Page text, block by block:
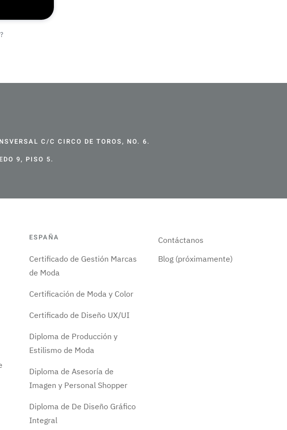
C/C CIRCO DE TOROS, NO. 6.
9, PISO 5.
ESPAÑA
Certificado de Gestión Marcas
de Moda
Certificación de Moda y Color
Certificado de Diseño UX/UI
Diploma de Producción y
Estilismo de Moda
Diploma de Asesoría de
Imagen y Personal Shopper
Diploma de De Diseño Gráfico
Integral
Contáctanos
Blog (próximamente)